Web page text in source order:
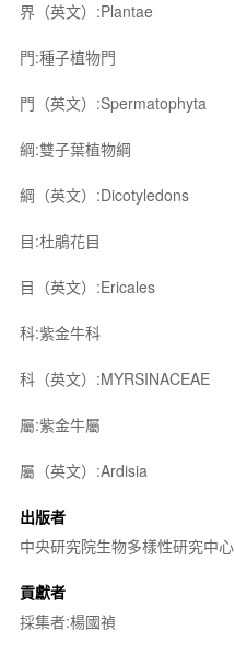
界（英文）:Plantae
門:種子植物門
門（英文）:Spermatophyta
綱:雙子葉植物綱
綱（英文）:Dicotyledons
目:杜鵑花目
目（英文）:Ericales
科:紫金牛科
科（英文）:MYRSINACEAE
屬:紫金牛屬
屬（英文）:Ardisia
出版者
中央研究院生物多樣性研究中心
貢獻者
採集者:楊國禎